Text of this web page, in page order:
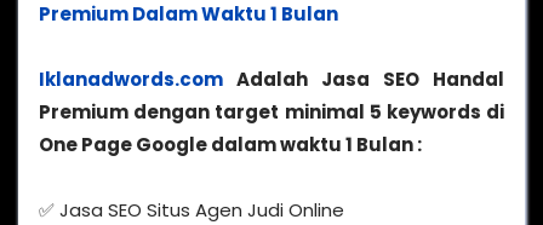
Premium Dalam Waktu 1 Bulan
Iklanadwords.com Adalah Jasa SEO Handal
Premium dengan target minimal 5 keywords di
One Page Google dalam waktu 1 Bulan :
✅ Jasa SEO Situs Agen Judi Online